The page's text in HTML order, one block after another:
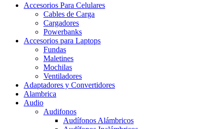
Accesorios Para Celulares
Cables de Carga
Cargadores
Powerbanks
Accesorios para Laptops
Fundas
Maletines
Mochilas
Ventiladores
Adaptadores y Convertidores
Alambrica
Audio
Audifonos
Audífonos Alámbricos